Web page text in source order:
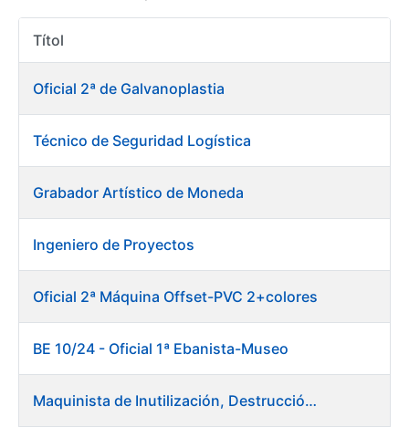
Mostra/Amaga
Títol
Accions
Oficial 2ª de Galvanoplastia
Técnico de Seguridad Logística
Grabador Artístico de Moneda
Ingeniero de Proyectos
Oficial 2ª Máquina Offset-PVC 2+colores
BE 10/24 - Oficial 1ª Ebanista-Museo
Maquinista de Inutilización, Destrucción y Empacado de Papel